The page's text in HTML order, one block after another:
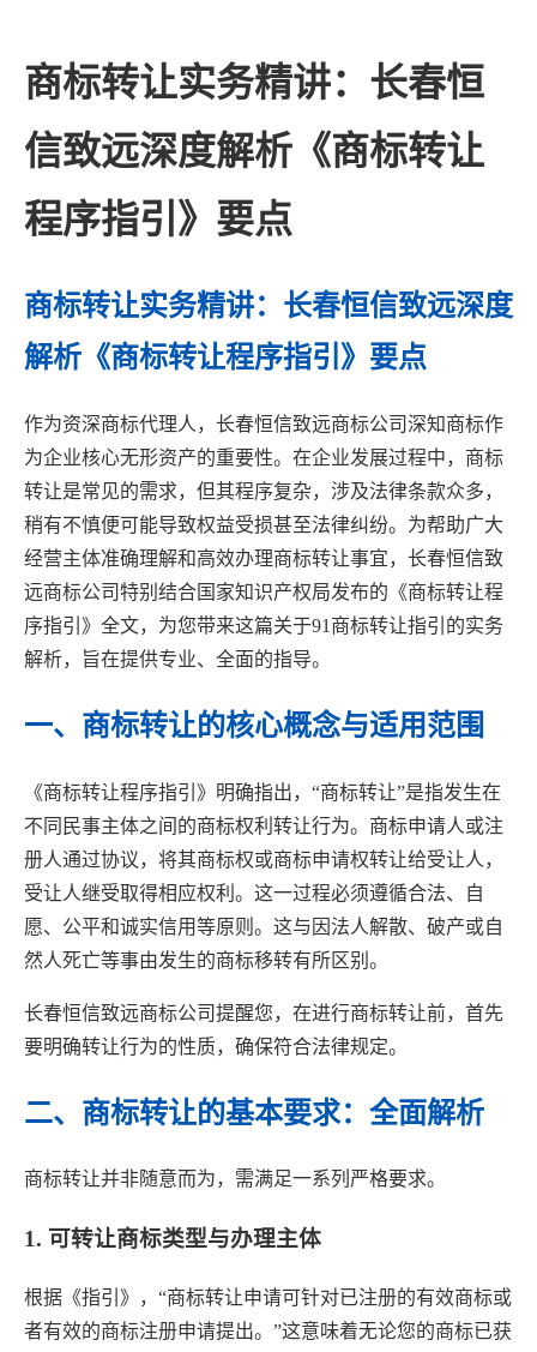
商标转让实务精讲：长春恒
信致远深度解析《商标转让
程序指引》要点
商标转让实务精讲：长春恒信致远深度
解析《商标转让程序指引》要点
作为资深商标代理人，长春恒信致远商标公司深知商标作
为企业核心无形资产的重要性。在企业发展过程中，商标
转让是常见的需求，但其程序复杂，涉及法律条款众多，
稍有不慎便可能导致权益受损甚至法律纠纷。为帮助广大
经营主体准确理解和高效办理商标转让事宜，长春恒信致
远商标公司特别结合国家知识产权局发布的《商标转让程
序指引》全文，为您带来这篇关于91商标转让指引的实务
解析，旨在提供专业、全面的指导。
一、商标转让的核心概念与适用范围
《商标转让程序指引》明确指出，“商标转让”是指发生在
不同民事主体之间的商标权利转让行为。商标申请人或注
册人通过协议，将其商标权或商标申请权转让给受让人，
受让人继受取得相应权利。这一过程必须遵循合法、自
愿、公平和诚实信用等原则。这与因法人解散、破产或自
然人死亡等事由发生的商标移转有所区别。
长春恒信致远商标公司提醒您，在进行商标转让前，首先
要明确转让行为的性质，确保符合法律规定。
二、商标转让的基本要求：全面解析
商标转让并非随意而为，需满足一系列严格要求。
1. 可转让商标类型与办理主体
根据《指引》，“商标转让申请可针对已注册的有效商标或
者有效的商标注册申请提出。”这意味着无论您的商标已获